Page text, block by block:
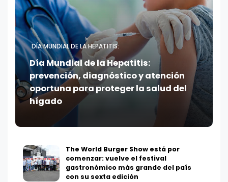
DÍA MUNDIAL DE LA HEPATITIS:
Día Mundial de la Hepatitis:
prevención, diagnóstico y atención
oportuna para proteger la salud del
hígado
The World Burger Show está por
comenzar: vuelve el festival
gastronómico más grande del país
con su sexta edición